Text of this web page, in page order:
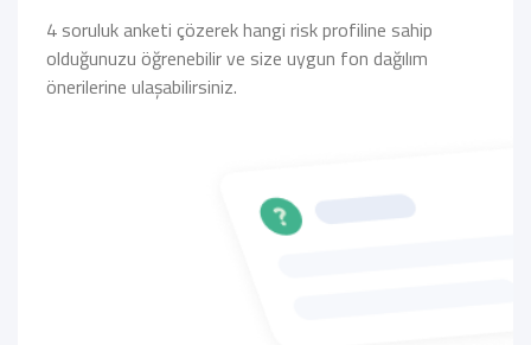
4 soruluk anketi çözerek hangi risk profiline sahip
olduğunuzu öğrenebilir ve size uygun fon dağılım
önerilerine ulaşabilirsiniz.